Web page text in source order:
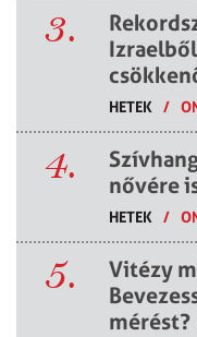
3.
HETEK /
4.
nővére
HETEK /
5.
Vitézy
mérést?